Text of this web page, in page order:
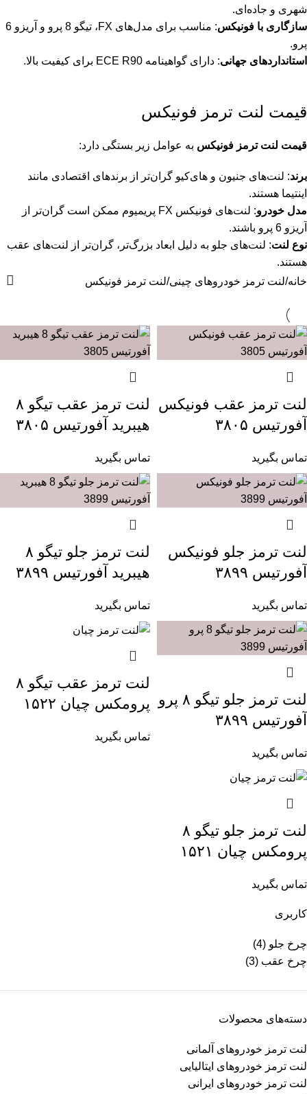
کاربری
چرخ جلو (4)
چرخ عقب (3)
دسته‌های محصولات
لنت ترمز خودروهای آلمانی
لنت ترمز خودروهای ایتالیایی
لنت ترمز خودروهای ایرانی
شهری و جاده‌ای.
سازگاری با فونیکس
: مناسب برای مدل‌های FX، تیگو 8 پرو و آریزو 6
پرو.
استانداردهای جهانی: دارای گواهینامه ECE R90 برای کیفیت بالا.
قیمت لنت ترمز فونیکس
قیمت لنت ترمز فونیکس به عوامل زیر بستگی دارد:
برند: لنت‌های جنیون و های‌کیو گران‌تر از برندهای اقتصادی مانند
اینتیما هستند.
مدل خودرو
: لنت‌های فونیکس FX پریمیوم ممکن است گران‌تر از
آریزو 6 پرو باشند.
نوع لنت: لنت‌های جلو به دلیل ابعاد بزرگ‌تر، گران‌تر از لنت‌های عقب
هستند.
خانه لنت ترمز خودروهای چینی لنت ترمز فونیکس
لنت ترمز عقب فونیکس
آفورتیس ۳۸۰۵
تماس بگیرید
لنت ترمز عقب تیگو ۸
هیبرید آفورتیس ۳۸۰۵
تماس بگیرید
لنت ترمز جلو فونیکس
آفورتیس ۳۸۹۹
تماس بگیرید
لنت ترمز جلو تیگو ۸
هیبرید آفورتیس ۳۸۹۹
تماس بگیرید
لنت ترمز جلو تیگو ۸ پرو
آفورتیس ۳۸۹۹
تماس بگیرید
لنت ترمز عقب تیگو ۸
پرومکس چیان ۱۵۲۲
تماس بگیرید
لنت ترمز جلو تیگو ۸
پرومکس چیان ۱۵۲۱
تماس بگیرید